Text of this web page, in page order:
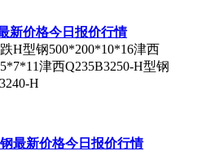
新价格今日报价行情
H型钢500*200*10*16津西
津西Q235B3250-H型钢
H
最新价格今日报价行情